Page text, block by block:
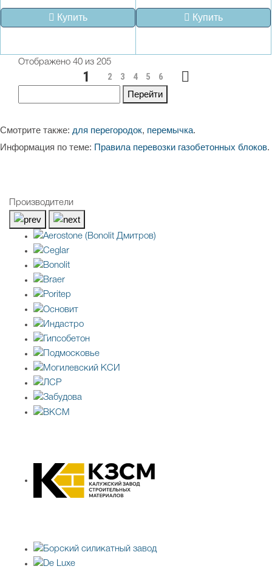
Купить Купить
Отображено 40 из 205
1 2 3 4 5 6
Перейти
Смотрите также: для перегородок, перемычка.
Информация по теме: Правила перевозки газобетонных блоков.
Производители